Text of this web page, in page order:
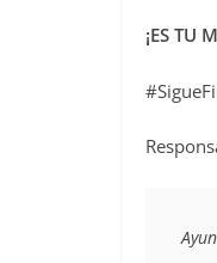
¡ES TU